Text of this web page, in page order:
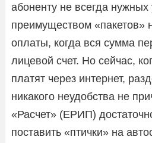
абоненту не всегда нужных
преимуществом «пакетов»
оплаты, когда вся сумма
лицевой счет. Но сейчас,
платят через интернет,
никакого неудобства не
«Расчет» (ЕРИП)
поставить «птички» на